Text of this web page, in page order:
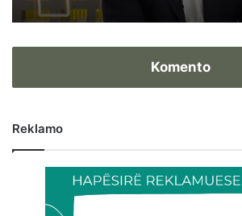
Komento
Reklamo